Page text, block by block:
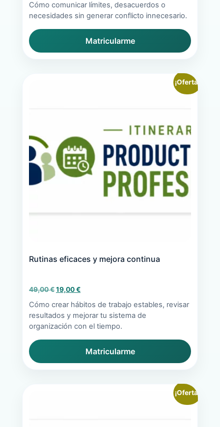
original
era:
49,00 €.
actual
es:
19,00 €.
Cómo comunicar límites, desacuerdos o
necesidades sin generar conflicto innecesario.
Matricularme
¡Oferta!
Rutinas eficaces y mejora continua
49,00€El
original
era:
49,00 €.
19,00€El
actual
es:
19,00 €.
Cómo crear hábitos de trabajo estables, revisar
resultados y mejorar tu sistema de
organización con el tiempo.
Matricularme
¡Oferta!